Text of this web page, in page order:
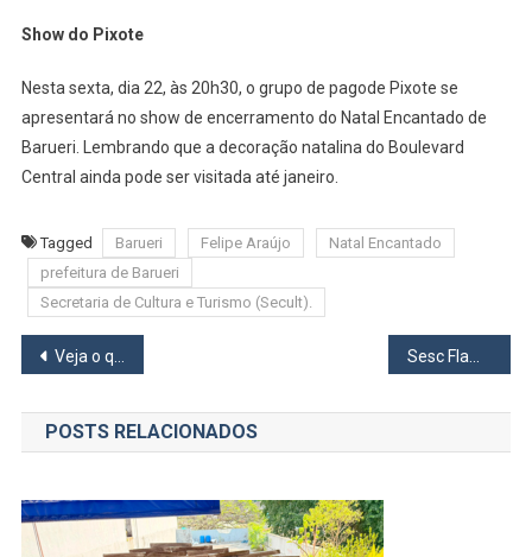
Show do Pixote
Nesta sexta, dia 22, às 20h30, o grupo de pagode Pixote se
apresentará no show de encerramento do Natal Encantado de
Barueri. Lembrando que a decoração natalina do Boulevard
Central ainda pode ser visitada até janeiro.
Tagged Barueri Felipe Araújo
Natal Encantado
prefeitura de Barueri
Secretaria de Cultura e Turismo (Secult).
Navegação
de
Post
Veja o que abre e fecha em Barueri no Natal e Ano Novo
POSTS RELACIONADOS